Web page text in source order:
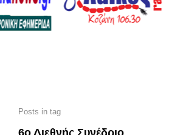
Posts in tag
6ο Διεθνής Συνέδριο